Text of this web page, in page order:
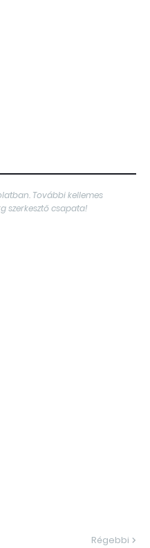
További kellemes
szerkesztő csapata!
Régebbi